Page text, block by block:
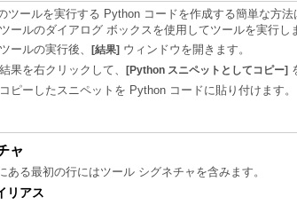
ツールを実行する Python コードを作成する簡単な方法
ツールのダイアログ ボックスを使用してツールを実行し
ツールの実行後、
[結果] ウィンドウを開きます。
結果を右クリックして、
[Python スニペットとしてコピー]
コピーしたスニペットを Python コードに貼り付けます。
ャ
ある最初の行にはツール シグネチャを含みます。
リアス